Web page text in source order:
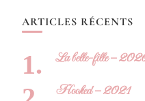
ARTICLES RÉCENTS
La belle-fille –
Hooked – 2021